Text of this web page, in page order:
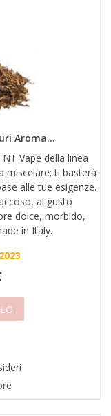
Aroma...
Vape della linea
miscelare; ti basterà
alle tue esigenze.
al gusto
dolce, morbido,
in Italy.